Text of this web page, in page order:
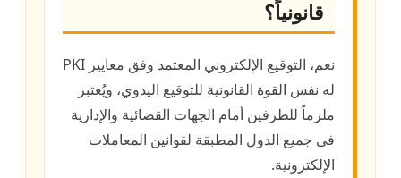
قانونياً؟
نعم، التوقيع الإلكتروني المعتمد وفق معايير PKI
له نفس القوة القانونية للتوقيع اليدوي، ويُعتبر
ملزماً للطرفين أمام الجهات القضائية والإدارية
في جميع الدول المطبقة لقوانين المعاملات
الإلكترونية.